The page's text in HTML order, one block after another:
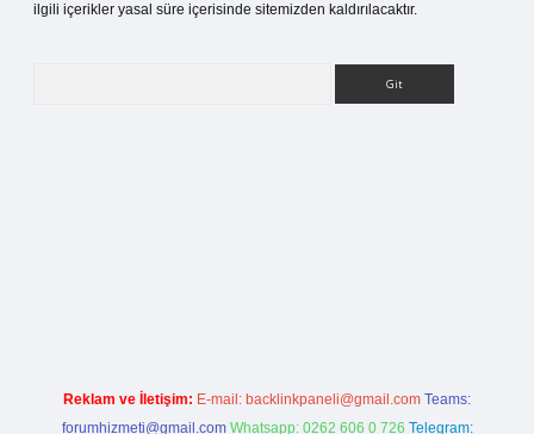
ilgili içerikler yasal süre içerisinde sitemizden kaldırılacaktır.
Reklam ve İletişim: E-mail: backlinkpaneli@gmail.com Teams:
forumhizmeti@gmail.com Whatsapp: 0262 606 0 726 Telegram: